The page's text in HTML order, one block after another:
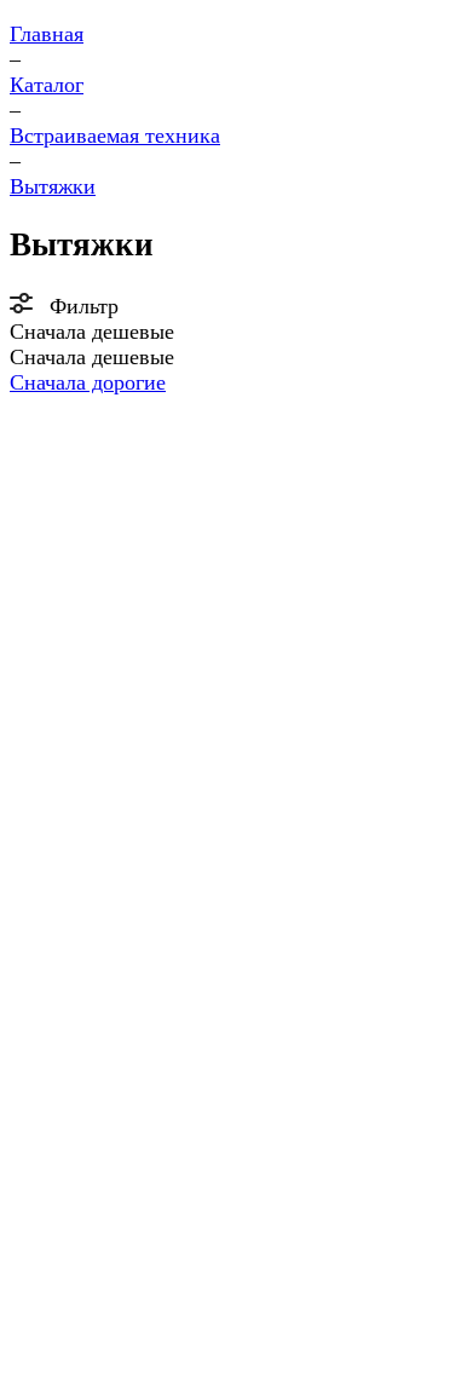
Главная
–
Каталог
–
Встраиваемая техника
–
Вытяжки
Вытяжки
Фильтр
Сначала дешевые
Сначала дешевые
Сначала дорогие